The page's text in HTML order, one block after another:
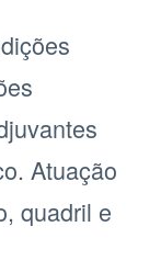
Atuação
quadril e